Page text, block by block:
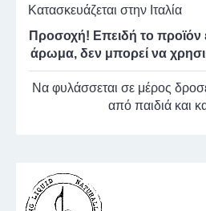
Κατασκευάζεται στην Ιταλία
Προσοχή! Επειδή το προϊόν
άρωμα, δεν μπορεί να
Να φυλάσσεται σε μέρος
από παιδιά και